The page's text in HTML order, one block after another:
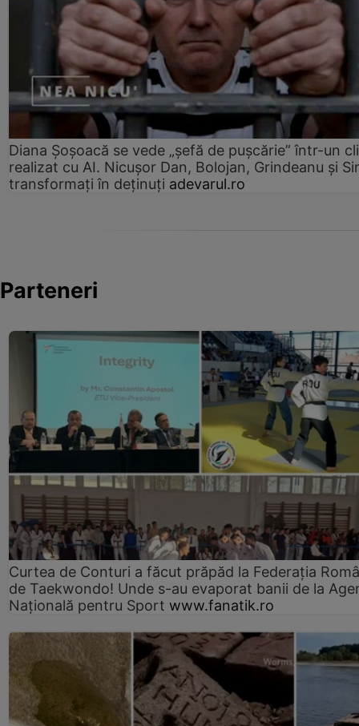
Diana Șoșoacă se vede „șefă de pușcărie” într-un
realizat cu AI. Nicușor Dan, Bolojan, Grindeanu și
transformați în deținuți adevarul.ro
Parteneri
Curtea de Conturi a făcut prăpăd la Federația
de Taekwondo! Unde s-au evaporat banii de la
Națională pentru Sport www.fanatik.ro